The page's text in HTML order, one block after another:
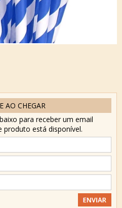
AO CHEGAR
para receber um email
produto está disponível.